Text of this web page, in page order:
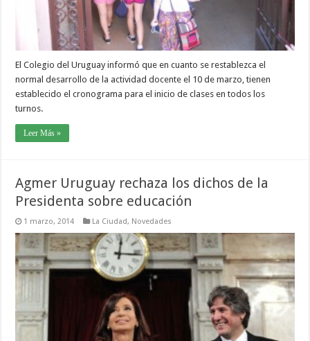
El Colegio del Uruguay informó que en cuanto se restablezca el
normal desarrollo de la actividad docente el 10 de marzo, tienen
establecido el cronograma para el inicio de clases en todos los
turnos.
Leer Más »
Agmer Uruguay rechaza los dichos de la
Presidenta sobre educación
1 marzo, 2014 La Ciudad, Novedades